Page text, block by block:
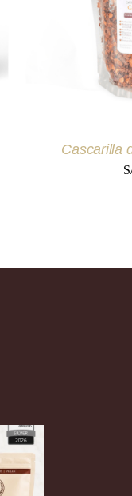
Cascarilla